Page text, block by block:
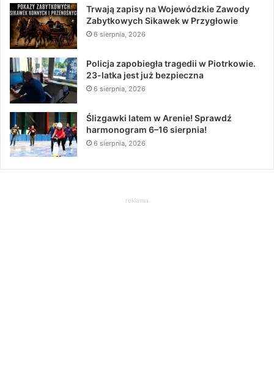
Trwają zapisy na Wojewódzkie Zawody
Zabytkowych Sikawek w Przygłowie
6 sierpnia, 2026
Policja zapobiegła tragedii w Piotrkowie.
23-latka jest już bezpieczna
6 sierpnia, 2026
Ślizgawki latem w Arenie! Sprawdź
harmonogram 6–16 sierpnia!
6 sierpnia, 2026
reklama